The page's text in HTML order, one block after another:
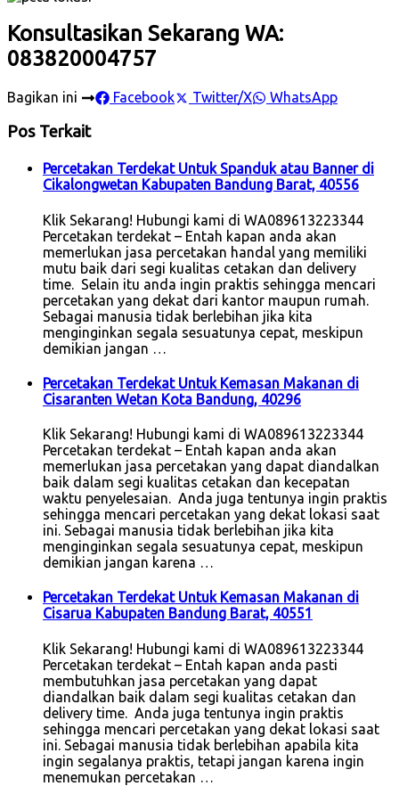
Konsultasikan Sekarang WA:
083820004757
Bagikan ini Facebook Twitter/X WhatsApp
Pos Terkait
Percetakan Terdekat Untuk Spanduk atau Banner di
Cikalongwetan Kabupaten Bandung Barat, 40556
Klik Sekarang! Hubungi kami di WA089613223344
Percetakan terdekat – Entah kapan anda akan
memerlukan jasa percetakan handal yang memiliki
mutu baik dari segi kualitas cetakan dan delivery
time. Selain itu anda ingin praktis sehingga mencari
percetakan yang dekat dari kantor maupun rumah.
Sebagai manusia tidak berlebihan jika kita
menginginkan segala sesuatunya cepat, meskipun
demikian jangan …
Percetakan Terdekat Untuk Kemasan Makanan di
Cisaranten Wetan Kota Bandung, 40296
Klik Sekarang! Hubungi kami di WA089613223344
Percetakan terdekat – Entah kapan anda akan
memerlukan jasa percetakan yang dapat diandalkan
baik dalam segi kualitas cetakan dan kecepatan
waktu penyelesaian. Anda juga tentunya ingin praktis
sehingga mencari percetakan yang dekat lokasi saat
ini. Sebagai manusia tidak berlebihan jika kita
menginginkan segala sesuatunya cepat, meskipun
demikian jangan karena …
Percetakan Terdekat Untuk Kemasan Makanan di
Cisarua Kabupaten Bandung Barat, 40551
Klik Sekarang! Hubungi kami di WA089613223344
Percetakan terdekat – Entah kapan anda pasti
membutuhkan jasa percetakan yang dapat
diandalkan baik dalam segi kualitas cetakan dan
delivery time. Anda juga tentunya ingin praktis
sehingga mencari percetakan yang dekat lokasi saat
ini. Sebagai manusia tidak berlebihan apabila kita
ingin segalanya praktis, tetapi jangan karena ingin
menemukan percetakan …